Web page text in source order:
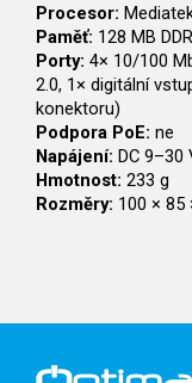
Procesor:
Paměť: 128 MB
Porty: 4× 10/100
2.0, 1× digitální
konektoru)
Podpora PoE: ne
Napájení: DC 9–30
Hmotnost: 233 g
Rozměry: 100 × 85